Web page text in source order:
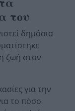
του
δημόσια
ζωή στον
για την
το πόσο